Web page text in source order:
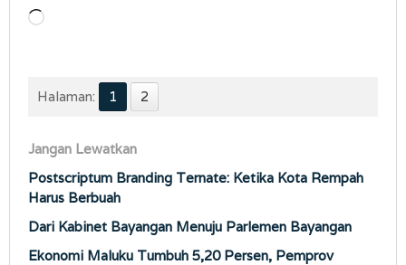
Memuat...
Halaman: 1 2
Jangan Lewatkan
Postscriptum Branding Ternate: Ketika Kota Rempah
Harus Berbuah
Dari Kabinet Bayangan Menuju Parlemen Bayangan
Ekonomi Maluku Tumbuh 5,20 Persen, Pemprov